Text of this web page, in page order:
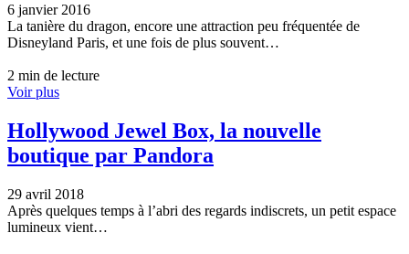
6 janvier 2016
La tanière du dragon, encore une attraction peu fréquentée de
Disneyland Paris, et une fois de plus souvent…
2 min de lecture
Voir plus
Hollywood Jewel Box, la nouvelle
boutique par Pandora
29 avril 2018
Après quelques temps à l’abri des regards indiscrets, un petit espace
lumineux vient…